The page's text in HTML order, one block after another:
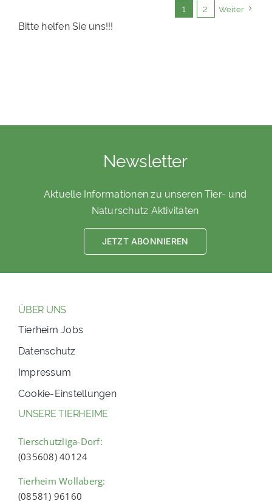
1 2 Weiter
Bitte helfen Sie uns!!!
Newsletter
Aktuelle Informationen zu unseren Tier- und
Naturschutz Aktivitäten
JETZT ABONNIEREN
ÜBER UNS
Tierheim Jobs
Datenschutz
Impressum
Cookie-Einstellungen
UNSERE TIERHEIME
Tierschutzliga-Dorf:
(035608) 40124
Tierheim Wollaberg:
(08581) 96160